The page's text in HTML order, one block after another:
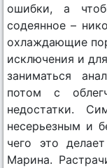
ошибки, а
содеянное –
охлаждающие
исключения и
заниматься
потом с
недостатки.
несерьезным и
чего это
Марина.